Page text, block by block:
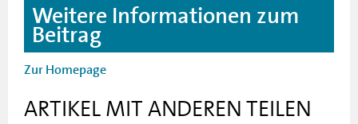
Weitere Informationen zum
Beitrag
Zur Homepage
ARTIKEL MIT ANDEREN TEILEN